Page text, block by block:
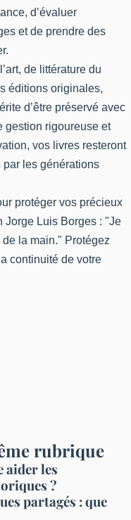
d’évaluer
et de prendre des
de littérature du
éditions originales,
d’être préservé avec
gestion rigoureuse et
vos livres resteront
par les générations
protéger vos précieux
Jorge Luis Borges : "Je
la main." Protégez
continuité de votre
rubrique
aider les
?
partagés : que